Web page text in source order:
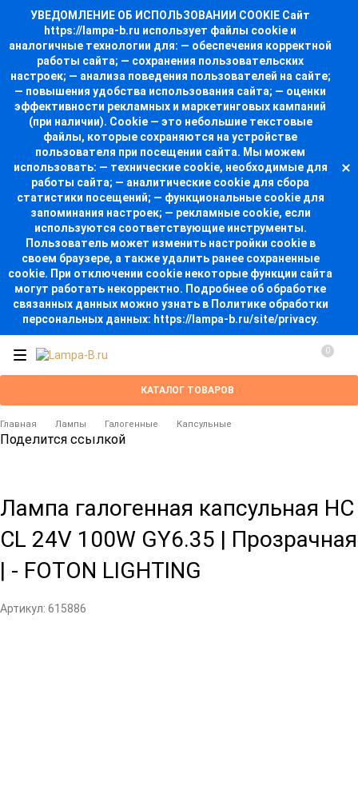
УВЕДОМЛЕНИЕ ОБ ИСПОЛЬЗОВАНИИ COOKIE Сайт
https://lampa-b.ru использует файлы cookie и
аналогичные технологии для: — обеспечения корректной
работы сайта; — сохранения пользовательских
настроек; — анализа поведения пользователей на сайте;
— повышения удобства использования сайта; — оценки
эффективности рекламных и маркетинговых кампаний
(при наличии). Cookie — это небольшие текстовые
файлы, которые сохраняются на устройстве
пользователя при посещении сайта. Мы можем
использовать: — технические cookie, необходимые для
работы сайта; — аналитические cookie для сбора
статистики посещений; — функциональные cookie для
запоминания настроек; — рекламные cookie, если
используются соответствующие инструменты.
Пользователь может изменить настройки cookie в
своем браузере, а также удалить ранее сохраненные
cookie. При отключении cookie некоторые функции сайта
могут работать некорректно. Подробнее об обработке
связанных данных можно узнать в Политике обработки
персональных данных: https://lampa-b.ru/site/privacy.
КАТАЛОГ ТОВАРОВ
0
Главная Лампы Галогенные Капсульные
Поделится ссылкой
Лампа галогенная капсульная HC
CL 24V 100W GY6.35 | Прозрачная
| - FOTON LIGHTING
Артикул: 615886